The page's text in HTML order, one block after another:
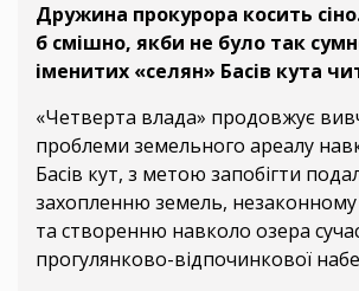
Дружина прокурора косить
б смішно, якби не було так
іменитих «селян» Басів кута
«Четверта влада» продовжує
проблеми земельного ареалу
Басів кут, з метою запобігти
захопленню земель, незаконному
та створенню навколо озера
прогулянково-відпочинкової